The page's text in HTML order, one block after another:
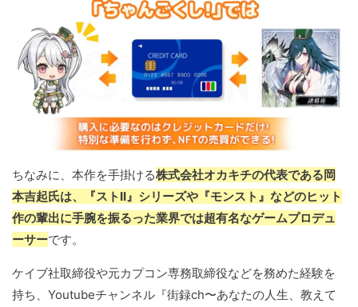
ちなみに、本作を手掛ける株式会社オカキチの代表である岡
本吉起氏は、『ストII』シリーズや『モンスト』などのヒット
作の輩出に手腕を振るった業界では超有名なゲームプロデュ
ーサーです。
ケイブ社取締役や元カプコン専務取締役などを務めた経験を
持ち、Youtubeチャンネル『街録ch〜あなたの人生、教えて